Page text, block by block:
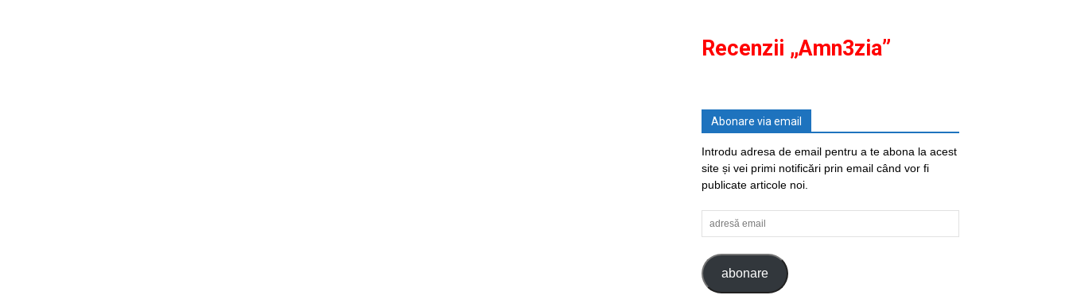
Recenzii „Amn3zia”
Abonare via email
Introdu adresa de email pentru a te abona la acest
site și vei primi notificări prin email când vor fi
publicate articole noi.
adresă
email
abonare